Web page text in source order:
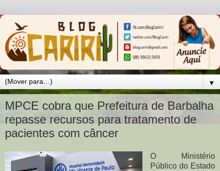
▼
MPCE cobra que Prefeitura de Barbalha
repasse recursos para tratamento de
pacientes com câncer
O Ministério
Público do Estado